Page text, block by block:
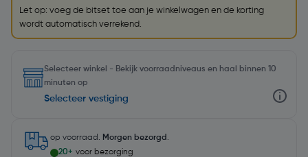
Let op: voeg de bitset toe aan je winkelwagen en de korting
wordt automatisch verrekend.
Selecteer winkel - Bekijk voorraadniveaus en haal binnen 10
minuten op
Selecteer vestiging
op voorraad. Morgen bezorgd .
20+ voor bezorging